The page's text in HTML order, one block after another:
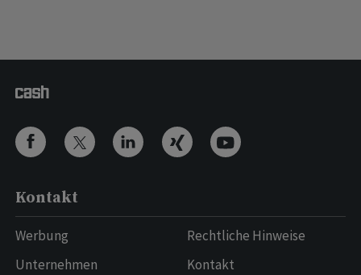
Kontakt
Werbung
Unternehmen
Rechtliche Hinweise
Kontakt